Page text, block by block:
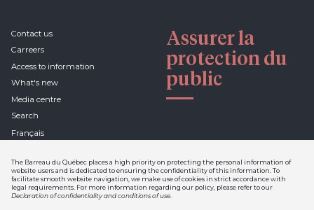
The Barreau du Québec places a high priority on protecting the personal information of
website users and is dedicated to ensuring the confidentiality of this information. To
facilitate smooth website navigation, we make use of cookies in strict accordance with
legal requirements. For more information regarding our policy, please refer to our
Declaration of confidentiality and conditions of use
Contact us
Carreers
Access to information
What's new
Media centre
Search
Français
Assurer la
protection du
public
Declaration of confidentiality
and conditions of use